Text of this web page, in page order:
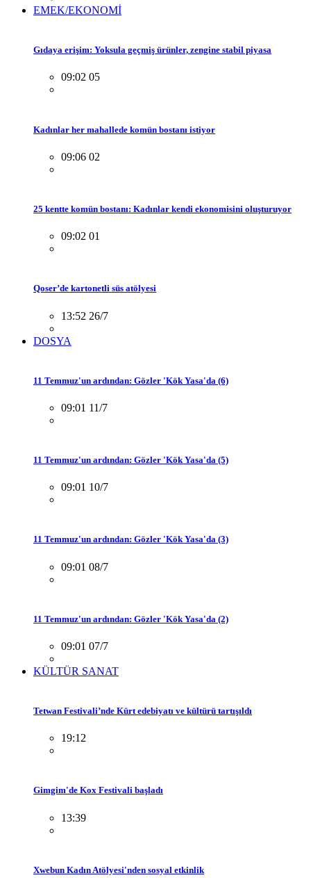
EMEK/EKONOMİ
Gıdaya erişim: Yoksula geçmiş ürünler, zengine stabil piyasa
09:02 05
Kadınlar her mahallede komün bostanı istiyor
09:06 02
25 kentte komün bostanı: Kadınlar kendi ekonomisini oluşturuyor
09:02 01
Qoser’de kartonetli süs atölyesi
13:52 26/7
DOSYA
11 Temmuz'un ardından: Gözler 'Kök Yasa'da (6)
09:01 11/7
11 Temmuz'un ardından: Gözler 'Kök Yasa'da (5)
09:01 10/7
11 Temmuz'un ardından: Gözler 'Kök Yasa'da (3)
09:01 08/7
11 Temmuz'un ardından: Gözler 'Kök Yasa'da (2)
09:01 07/7
KÜLTÜR SANAT
Tetwan Festivali’nde Kürt edebiyatı ve kültürü tartışıldı
19:12
Gimgim'de Kox Festivali başladı
13:39
Xwebun Kadın Atölyesi'nden sosyal etkinlik